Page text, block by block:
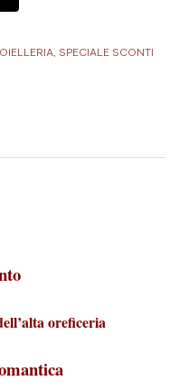
SPECIALE SCONTI
oreficeria